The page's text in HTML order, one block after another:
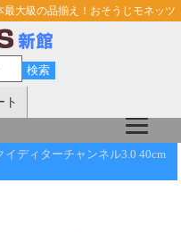
大級の品揃え！おそうじモネッツ
ト
イディターチャンネル3.0 40cm